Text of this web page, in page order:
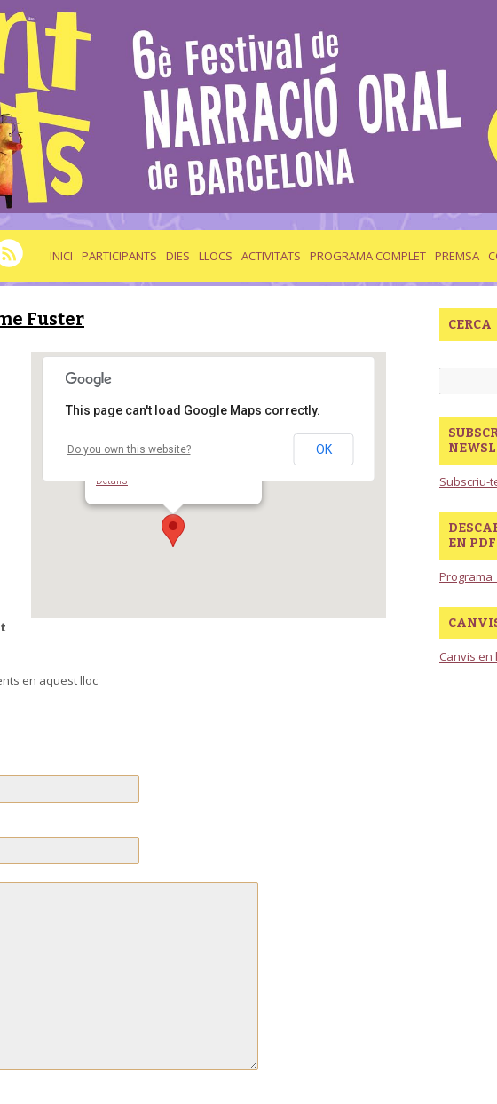
INICI PARTICIPANTS DIES LLOCS ACTIVITATS PROGRAMA COMPLET PREMSA
Fuster
Biblioteca Jaume Fuster
Details
This page can't load Google Maps correctly.
Do you own this website? OK
en aquest lloc
CERCA
Subscriu-
EN
Canvis en